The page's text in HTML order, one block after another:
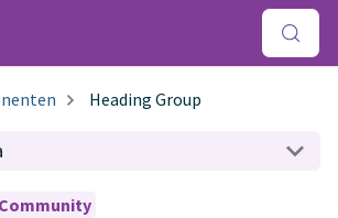
Heading Group
Community